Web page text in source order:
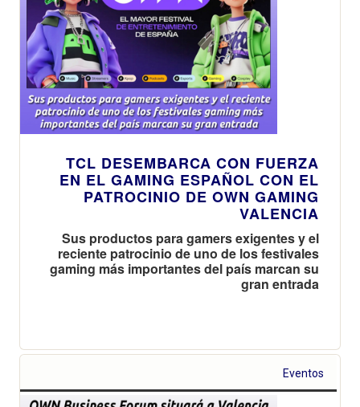
TCL DESEMBARCA CON FUERZA
EN EL GAMING ESPAÑOL CON EL
PATROCINIO DE OWN GAMING
VALENCIA
Sus productos para gamers exigentes y el
reciente patrocinio de uno de los festivales
gaming más importantes del país marcan su
gran entrada
Eventos